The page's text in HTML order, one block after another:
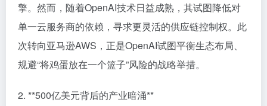
擎。然而，随着OpenAI技术日益成熟，其试图降低对
单一云服务商的依赖，寻求更灵活的供应链控制权。此
次转向亚马逊AWS，正是OpenAI试图平衡生态布局、
规避“将鸡蛋放在一个篮子”风险的战略举措。
2. **500亿美元背后的产业暗涌**